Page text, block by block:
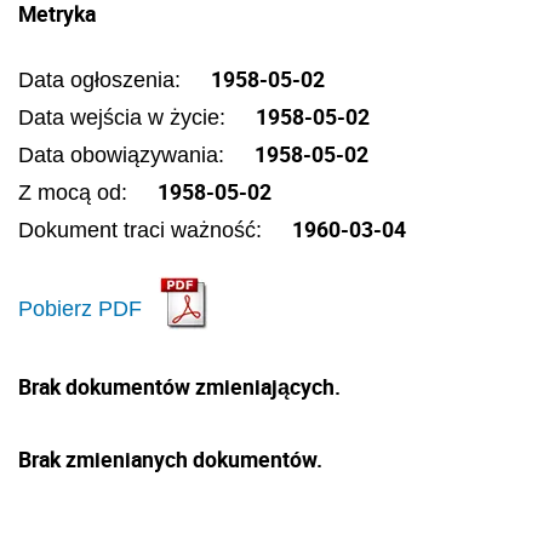
Metryka
Data ogłoszenia: 1958-05-02
Data wejścia w życie: 1958-05-02
Data obowiązywania: 1958-05-02
Z mocą od: 1958-05-02
Dokument traci ważność: 1960-03-04
Pobierz PDF
Brak dokumentów zmieniających.
Brak zmienianych dokumentów.